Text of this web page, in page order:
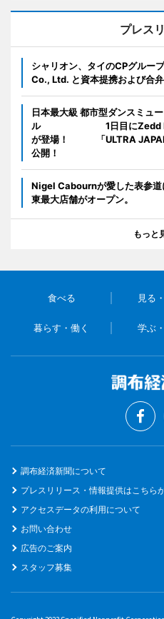
プレス
シャリオン、タイのCPグルー
Co., Ltd. と資本提携および合
日本最大級 都市型ダンスミュ
ル 1日目にZedd B2B
が登場！ 「ULTRA JAPAN
公開！
Nigel Cabournが愛した表参道
東最大店舗がオープン。
もっと
食べる 見る
暮らす・働く 学ぶ
調布経済新聞について
プレスリリース・情報提供はこちら
アクセスデータの利用について
お問い合わせ
広告のご案内
スタッフ募集